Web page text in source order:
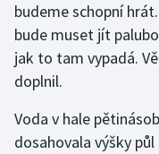
Krasobruslení
Lezení
Moderní pětiboj
budeme schopní
bude muset jít
jak to tam vypadá.
doplnil.
Voda v hale
dosahovala výšky